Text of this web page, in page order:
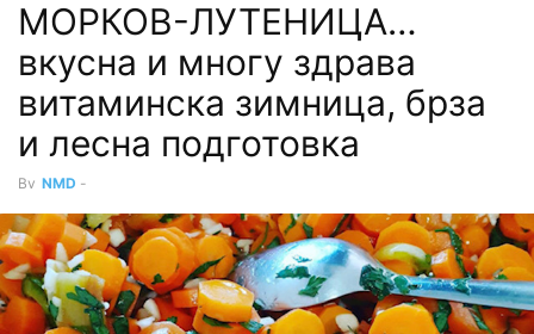
МОРКОВ-ЛУТЕНИЦА…
вкусна и многу здрава
витаминска зимница, брза
и лесна подготовка
By NMD -